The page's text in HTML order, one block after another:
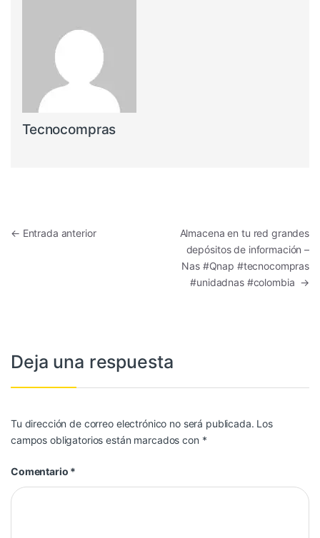
Tecnocompras
Navegación de entradas
← Entrada anterior
Almacena en tu red grandes
depósitos de información –
Nas #Qnap #tecnocompras
#unidadnas #colombia →
Deja una respuesta
Tu dirección de correo electrónico no será publicada. Los
campos obligatorios están marcados con *
Comentario *